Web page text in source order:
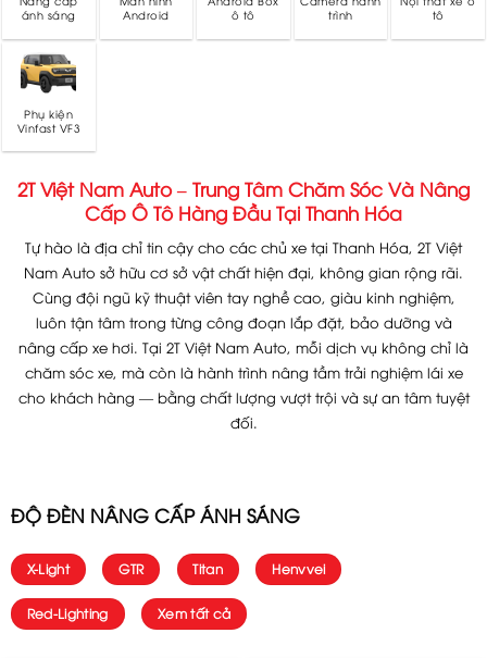
ánh sáng
Android
ô tô
trình
tô
Phụ kiện
Vinfast VF3
2T Việt Nam Auto – Trung Tâm Chăm Sóc Và Nâng
Cấp Ô Tô Hàng Đầu Tại Thanh Hóa
Tự hào là địa chỉ tin cậy cho các chủ xe tại Thanh Hóa, 2T Việt
Nam Auto sở hữu cơ sở vật chất hiện đại, không gian rộng rãi.
Cùng đội ngũ kỹ thuật viên tay nghề cao, giàu kinh nghiệm,
luôn tận tâm trong từng công đoạn lắp đặt, bảo dưỡng và
nâng cấp xe hơi. Tại 2T Việt Nam Auto, mỗi dịch vụ không chỉ là
chăm sóc xe, mà còn là hành trình nâng tầm trải nghiệm lái xe
cho khách hàng — bằng chất lượng vượt trội và sự an tâm tuyệt
đối.
ĐỘ ĐÈN NÂNG CẤP ÁNH SÁNG
X-Light GTR Titan Henvvei
Red-Lighting Xem tất cả